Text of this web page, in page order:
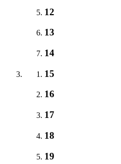
12
13
14
15
16
17
18
19